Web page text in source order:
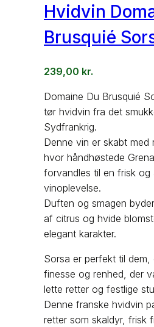
Hvidvin
Brusquié
239,00 kr.
Domaine Du Brusquié
tør hvidvin fra det
Sydfrankrig.
Denne vin er skabt med
hvor håndhøstede
forvandles til en frisk og
vinoplevelse.
Duften og smagen
af citrus og hvide
elegant karakter.
Sorsa er perfekt til dem,
finesse og renhed, der
lette retter og festlige
Denne franske hvidvin
retter som skaldyr, frisk